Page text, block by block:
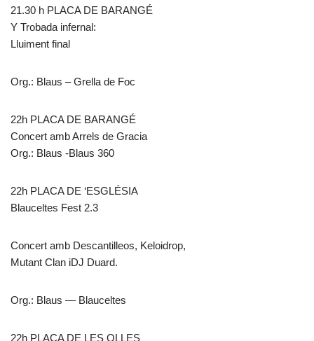
21.30 h PLACA DE BARANGÉ
Y Trobada infernal:
Lluiment final
Org.: Blaus – Grella de Foc
22h PLACA DE BARANGÉ
Concert amb Arrels de Gracia
Org.: Blaus -Blaus 360
22h PLACA DE ‘ESGLÉSIA
Blauceltes Fest 2.3
Concert amb Descantilleos, Keloidrop,
Mutant Clan iDJ Duard.
Org.: Blaus — Blauceltes
22h PLACA DE LES OLLES